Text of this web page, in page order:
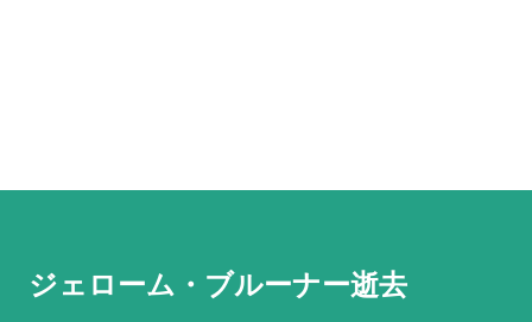
ジェローム・ブルーナー逝去